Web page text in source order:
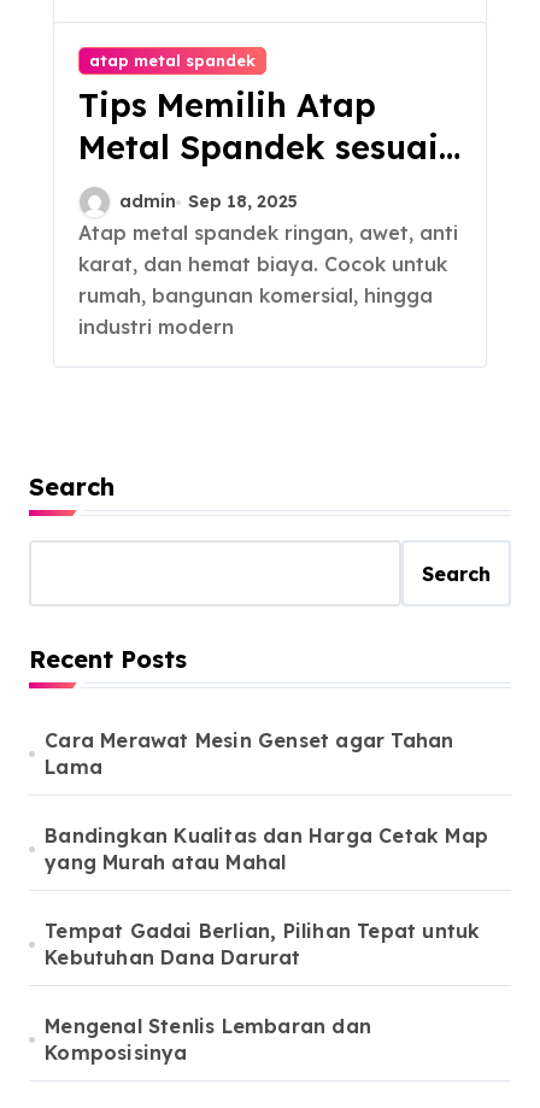
atap metal spandek
Tips Memilih Atap
Metal Spandek sesuai
Kebutuhan
admin Sep 18, 2025
Atap metal spandek ringan, awet, anti
karat, dan hemat biaya. Cocok untuk
rumah, bangunan komersial, hingga
industri modern
Search
Search
Recent Posts
Cara Merawat Mesin Genset agar Tahan
Lama
Bandingkan Kualitas dan Harga Cetak Map
yang Murah atau Mahal
Tempat Gadai Berlian, Pilihan Tepat untuk
Kebutuhan Dana Darurat
Mengenal Stenlis Lembaran dan
Komposisinya